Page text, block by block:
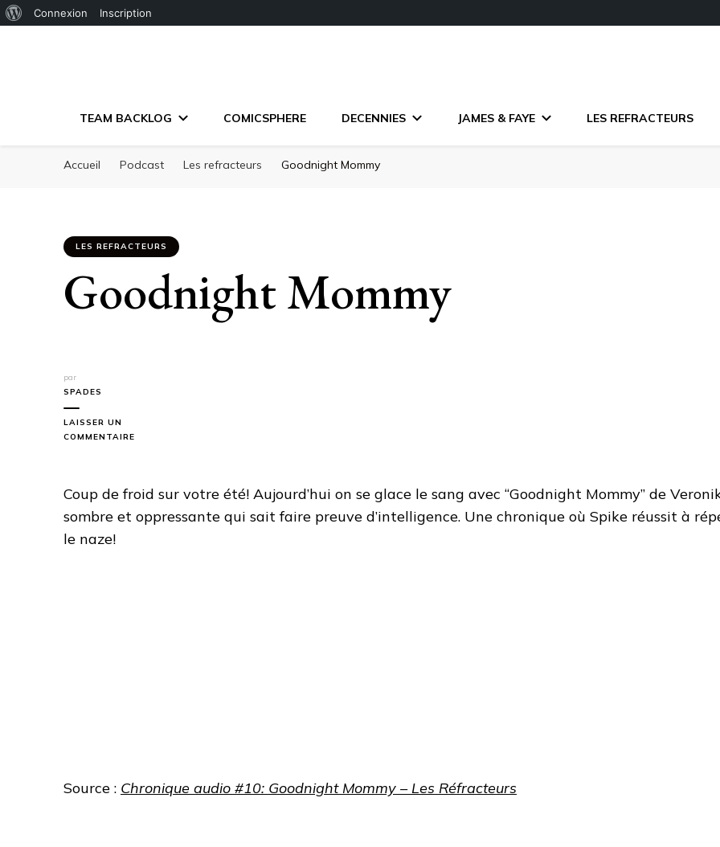
Connexion Inscription
TEAM BACKLOG COMICSPHERE DECENNIES JAMES & FAYE LES REFRACTEURS
Accueil Podcast Les refracteurs Goodnight Mommy
LES REFRACTEURS
Goodnight Mommy
par
SPADES
LAISSER UN
COMMENTAIRE
Coup de froid sur votre été! Aujourd’hui on se glace le sang avec “Goodnight Mommy” de
sombre et oppressante qui sait faire preuve d’intelligence. Une chronique où Spike réussit à
le naze!
Source : Chronique audio #10: Goodnight Mommy – Les Réfracteurs